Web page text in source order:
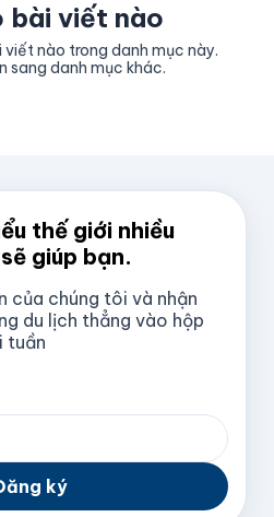
bài viết nào
nào trong danh mục này.
sang danh mục khác.
thế giới nhiều
giúp bạn.
của chúng tôi và nhận
du lịch thẳng vào hộp
tuần
ký